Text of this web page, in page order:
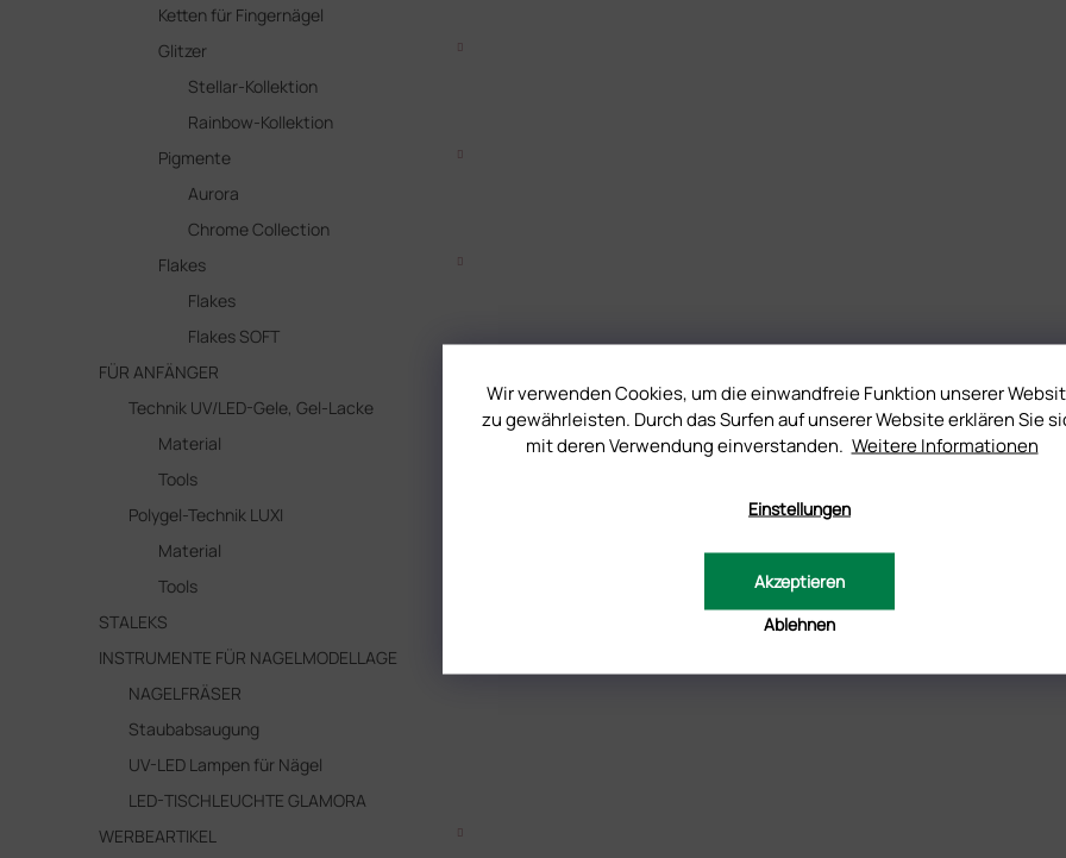
Wir verwenden Cookies, um die einwandfreie Funktion unserer
zu gewährleisten. Durch das Surfen auf unserer Website erklären Sie
mit deren Verwendung einverstanden. Weitere Informationen
Einstellungen
Ablehnen
Akzeptieren
Ketten für Fingernägel
Glitzer
Stellar-Kollektion
Rainbow-Kollektion
Pigmente
Aurora
Chrome Collection
Flakes
Flakes
Flakes SOFT
FÜR ANFÄNGER
Technik UV/LED-Gele, Gel-Lacke
Material
Tools
Polygel-Technik LUXI
Material
Tools
STALEKS
INSTRUMENTE FÜR NAGELMODELLAGE
NAGELFRÄSER
Staubabsaugung
UV-LED Lampen für Nägel
LED-TISCHLEUCHTE GLAMORA
WERBEARTIKEL